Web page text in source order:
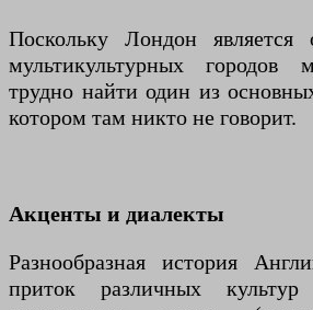
Поскольку Лондон
мультикультурных
трудно найти один из
котором там никто не говорит.
Акценты и диалекты
Разнообразная история
приток различных